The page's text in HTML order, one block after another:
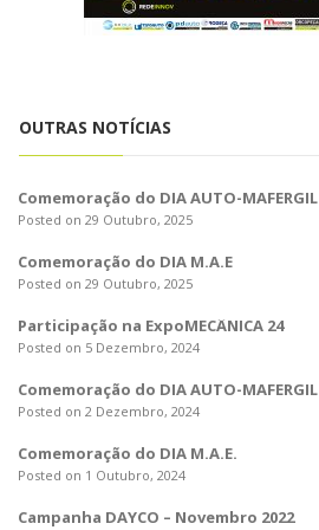
n
OUTRAS NOTÍCIAS
Comemoração do DIA AUTO-MAFERGIL
Posted on 29 Outubro, 2025
Comemoração do DIA M.A.E
Posted on 29 Outubro, 2025
Participação na ExpoMECÂNICA 24
Posted on 5 Dezembro, 2024
Comemoração do DIA AUTO-MAFERGIL
Posted on 2 Dezembro, 2024
Comemoração do DIA M.A.E.
Posted on 1 Outubro, 2024
Campanha DAYCO – Novembro 2022